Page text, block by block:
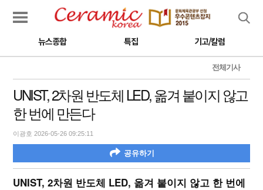
뉴스종합 특집 기고/칼럼
전체기사
UNIST, 2차원 반도체 LED, 옮겨 붙이지 않고
한 번에 만든다
이광호 2026-05-26 09:25:11
공유하기
UNIST, 2차원 반도체 LED, 옮겨 붙이지 않고 한 번에
검색